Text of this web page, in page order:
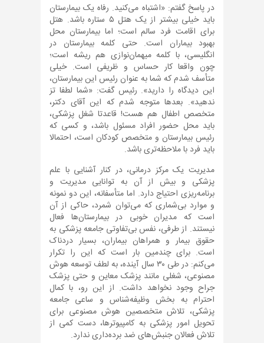
در پاسخ گفتم: «اشتباه می‌کنید. رفاه یک بیمارستان
باید خیلی بیشتر از یک هتل ۵ ستاره باشد. هتل
برای اقامت فرد سالم است؛ اما بیمارستان محل
بهبود بیماران است. حتی کلمه بیمارستان در
انگلیسی، با کلمه میهمان‌نوازی هم ریشه است؛
چون واقعا کار حساس و ظریفی است. خیلی
متأسف شدم که شما به عنوان رئیس این بیمارستان،
این دیدگاه را دارید». رئیس گفت: «شما لطفا تز
ندهید». بعدها متوجه شدم که این آقای دکتر،
متخصص اطفال هم هست! قاعدتا شغل پزشکی،
باید محل حضور افراد مسئول باشد، و کسی که
رئیس بیمارستان و متخصص کودکان است، احتمالا
باید فرد با ملاحظه‌تری باشد.
مدیریت یک مرکز درمانی، در کنار آشنایی با علم
پزشکی و بیش از آن به توانایی مدیریت و
برنامه‌ریزی احتیاج دارد. اما متأسفانه، این دو نمونه
و موارد بی‌شماری که می‌توان شمرد، حاکی از آن
است که مدیران خوبی در بیمارستان‌ها فعال
نیستند. از طرفی، نفس بی‌تفاوتی جامعه پزشکی به
حقوق بیمار و همراهان بیماران، بسیار دردناک
است. برای چندمین بار است که این را تکرار
می‌کنم: در طی ۳۰ سال آینده، به لطف توسعه هوش
مصنوعی، شغلی مانند پزشک معاین و حتی پزشک
جراح وجود نخواهد داشت. از این رو، با کمال
احترام به بخش وظیفه‌شناس و ساعی جامعه
پزشکی، تلاش متخصصین هوش مصنوعی برای
تحویل امور پزشکی به کامپیوترها، دست کمی از
تلاش فعالان جنبش‌های ضد برده‌داری ندارد.